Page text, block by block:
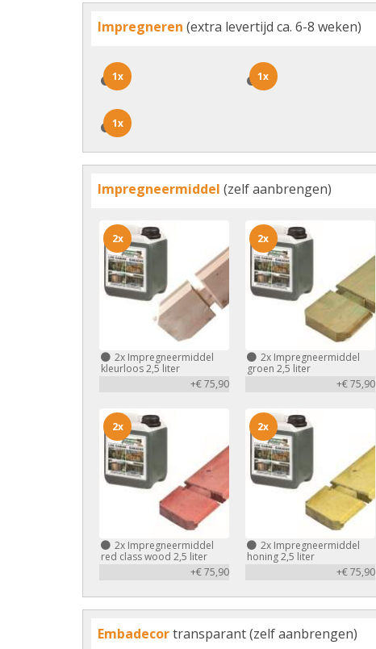
Impregneren (extra levertijd ca. 6-8 weken)
1x
1x 1x
1x
1x
1x
Impregneermiddel (zelf aanbrengen)
2x Impregneermiddel
kleurloos 2,5 liter
+€ 75,90
2x
2xImpregneermiddel
groen 2,5 liter
+€ 75,90
2x
2x Impregneermiddel
red class wood 2,5 liter
+€ 75,90
2x
2xImpregneermiddel
honing 2,5 liter
+€ 75,90
2x
Embadecortransparant (zelf aanbrengen)